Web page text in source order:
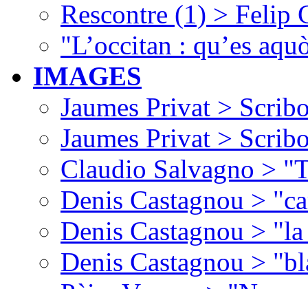
Rescontre (1) > Felip
"L’occitan : qu’es
IMAGES
Jaumes Privat >
Jaumes Privat >
Claudio Salvagno >
Denis Castagnou >
Denis Castagnou >
Denis Castagnou >